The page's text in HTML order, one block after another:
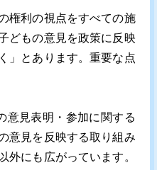
権利の視点をすべての施
どもの意見を政策に反映
」とあります。重要な点
意見表明・参加に関する
意見を反映する取り組み
外にも広がっています。